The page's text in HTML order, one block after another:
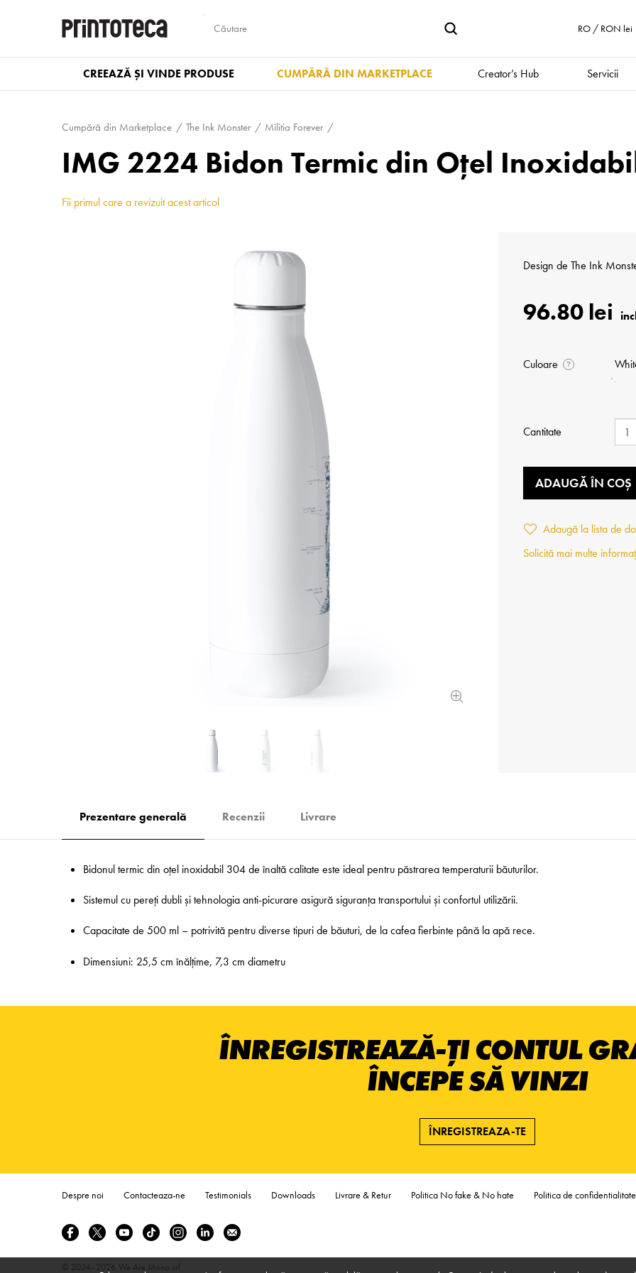
RO / RON lei
CREEAZĂ ȘI VINDE PRODUSE CUMPĂRĂ DIN MARKETPLACE Creator’s Hub Servicii
Cumpără din Marketplace The Ink Monster Militia Forever
IMG 2224 Bidon Termic din Oțel
Fii primul care a revizuit acest articol
Design de The Ink
96.80 lei
Culoare ?
Cantitate
ADAUGĂ ÎN COȘ
Adaugă la lista de
Solicită mai multe
Prezentare generală Recenzii Livrare
Bidonul termic din oțel inoxidabil 304 de înaltă calitate este ideal pentru păstrarea temperaturii băuturilor.
Sistemul cu pereți dubli și tehnologia anti-picurare asigură siguranța transportului și confortul utilizării.
Capacitate de 500 ml – potrivită pentru diverse tipuri de băuturi, de la cafea fierbinte până la apă rece.
Dimensiuni: 25,5 cm înălțime, 7,3 cm diametru
ÎNREGISTREAZĂ-ȚI CONTUL
ÎNCEPE SĂ VINZI
ÎNREGISTREAZA-TE
Despre noi Contacteaza-ne Testimonials Downloads Livrare & Retur Politica No fake & No hate Politica de confidentialitate
© 2024–2026 We Are Mono srl